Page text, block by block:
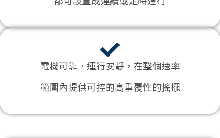
電機可靠，運行安靜，在整個速率
範圍內提供可控的高重覆性的搖擺